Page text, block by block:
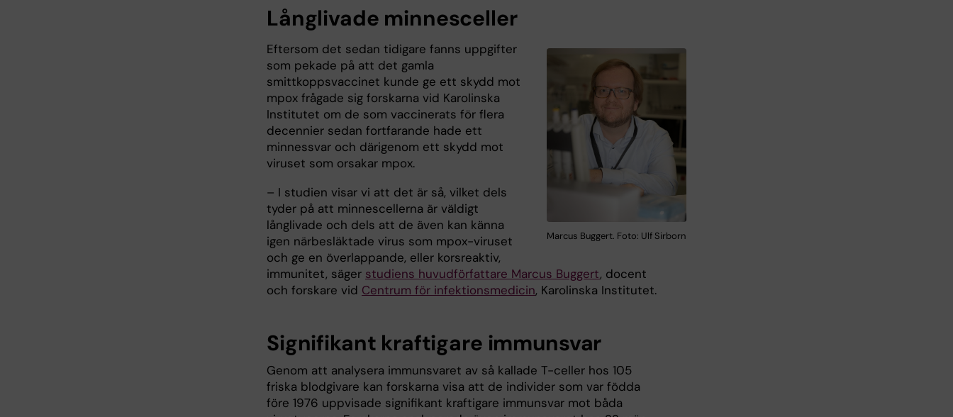
Långlivade minnesceller
Marcus Buggert. Foto: Ulf Sirborn
Eftersom det sedan tidigare fanns uppgifter
som pekade på att det gamla
smittkoppsvaccinet kunde ge ett skydd mot
mpox frågade sig forskarna vid Karolinska
Institutet om de som vaccinerats för flera
decennier sedan fortfarande hade ett
minnessvar och därigenom ett skydd mot
viruset som orsakar mpox.
– I studien visar vi att det är så, vilket dels
tyder på att minnescellerna är väldigt
långlivade och dels att de även kan känna
igen närbesläktade virus som mpox-viruset
och ge en överlappande, eller korsreaktiv,
immunitet, säger studiens huvudförfattare Marcus Buggert, docent
och forskare vid Centrum för infektionsmedicin, Karolinska Institutet.
Signifikant kraftigare immunsvar
Genom att analysera immunsvaret av så kallade T-celler hos 105
friska blodgivare kan forskarna visa att de individer som var födda
före 1976 uppvisade signifikant kraftigare immunsvar mot båda